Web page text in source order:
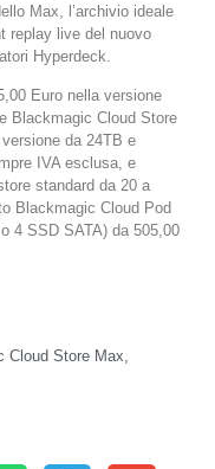
Max, l’archivio ideale
replay live del nuovo
Hyperdeck.
Euro nella versione
Blackmagic Cloud Store
da 24TB e
IVA esclusa, e
standard da 20 a
Blackmagic Cloud Pod
4 SSD SATA) da 505,00
Cloud Store Max,